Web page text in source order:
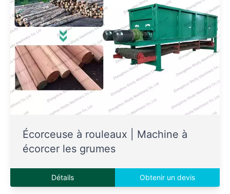
Écorceuse à rouleaux | Machine à
écorcer les grumes
Détails Obtenir un devis